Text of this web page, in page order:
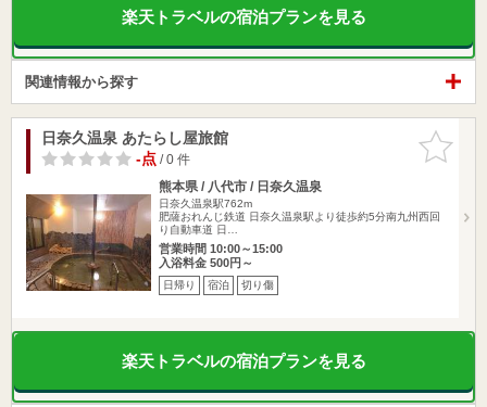
楽天トラベルの宿泊プランを見る
関連情報から探す
お気に入
りに追加
日奈久温泉 あたらし屋旅館
-点/ 0 件
熊本県 / 八代市 / 日奈久温泉
日奈久温泉駅762m
肥薩おれんじ鉄道 日奈久温泉駅より徒歩約5分南九州西回
り自動車道 日…
営業時間 10:00～15:00
入浴料金 500円～
日帰り 宿泊 切り傷
楽天トラベルの宿泊プランを見る